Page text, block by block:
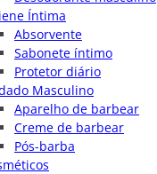
Íntima
Absorvente
Sabonete íntimo
Protetor diário
Masculino
Aparelho de barbear
Creme de barbear
Pós-barba